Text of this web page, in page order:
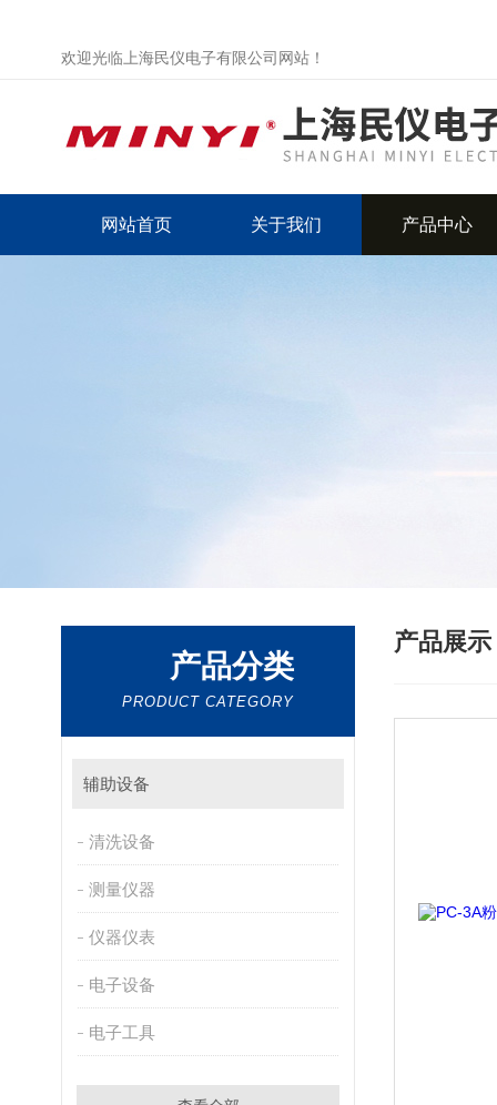
欢迎光临上海民仪电子有限公司网站！
网站首页 关于我们 产品中心
产品分类
PRODUCT CATEGORY
辅助设备
清洗设备
测量仪器
仪器仪表
电子设备
电子工具
产品展示